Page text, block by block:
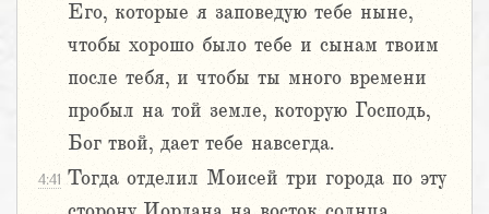
Его, которые я заповедую тебе ныне,
чтобы хорошо было тебе и сынам твоим
после тебя, и чтобы ты много времени
пробыл на той земле, которую Господь,
Бог твой, дает тебе навсегда.
4:41 Тогда отделил Моисей три города по эту